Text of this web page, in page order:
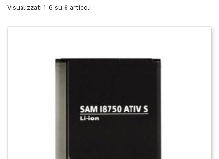
Visualizzati 1-6 su 6 articoli